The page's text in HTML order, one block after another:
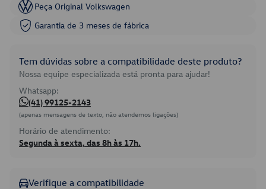
Peça Original Volkswagen
Garantia de 3 meses de fábrica
Tem dúvidas sobre a compatibilidade deste produto?
Nossa equipe especializada está pronta para ajudar!
Whatsapp:
(41) 99125-2143
(apenas mensagens de texto, não atendemos ligações)
Horário de atendimento:
Segunda à sexta, das 8h às 17h.
Verifique a compatibilidade